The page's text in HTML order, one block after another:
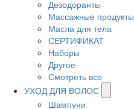
Дезодоранты
Массажные продукты
Масла для тела
СЕРТИФИКАТ
Наборы
Другое
Смотреть все
УХОД ДЛЯ ВОЛОС
Шампуни